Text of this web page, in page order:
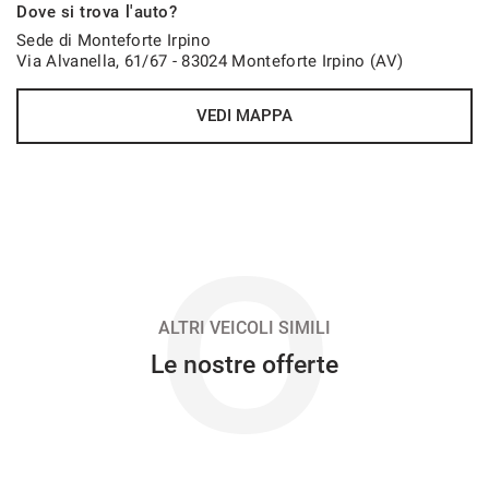
Dove si trova l'auto?
Sede di Monteforte Irpino
Via Alvanella, 61/67 - 83024 Monteforte Irpino (AV)
VEDI MAPPA
O
ALTRI VEICOLI SIMILI
Le nostre offerte